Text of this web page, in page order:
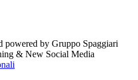
powered by Gruppo Spaggiari
& New Social Media